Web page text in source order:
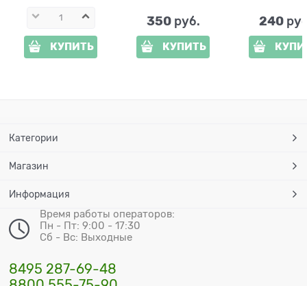
КУПИТЬ
350 руб.
КУПИТЬ
240
Категории
Магазин
Информация
Время работы операторов:
Пн - Пт: 9:00 - 17:30
Сб - Вс: Выходные
8495 287-69-48